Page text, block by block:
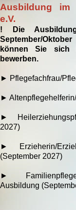
Ausbildung im
e.V.
! Die
September/
können Sie sich
bewerben.
► Pflegefachfrau/
►
►
2027)
►
Erzieherin/
(September 2027)
►
Ausbildung